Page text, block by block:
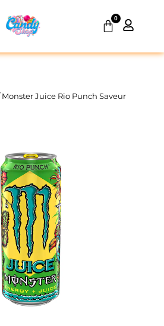
0
Panier
Monster Juice Rio Punch Saveur